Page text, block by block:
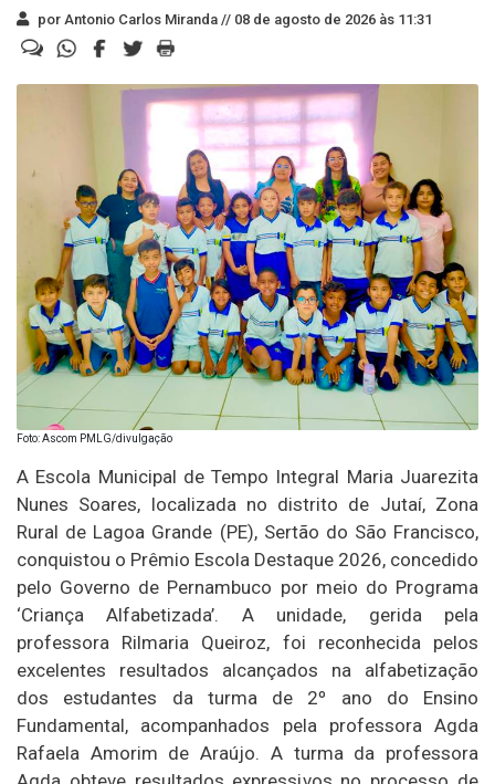
por Antonio Carlos Miranda // 08 de agosto de 2026 às 11:31
Foto: Ascom PMLG/divulgação
A Escola Municipal de Tempo Integral Maria Juarezita
Nunes Soares, localizada no distrito de Jutaí, Zona
Rural de Lagoa Grande (PE), Sertão do São Francisco,
conquistou o Prêmio Escola Destaque 2026, concedido
pelo Governo de Pernambuco por meio do Programa
‘Criança Alfabetizada’. A unidade, gerida pela
professora Rilmaria Queiroz, foi reconhecida pelos
excelentes resultados alcançados na alfabetização
dos estudantes da turma de 2º ano do Ensino
Fundamental, acompanhados pela professora Agda
Rafaela Amorim de Araújo. A turma da professora